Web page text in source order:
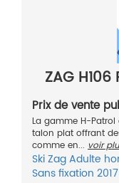
ZAG H106
Prix de vente
La gamme H-
talon plat offrant
comme en... voir
SkiZagAdulte
Sans fixation